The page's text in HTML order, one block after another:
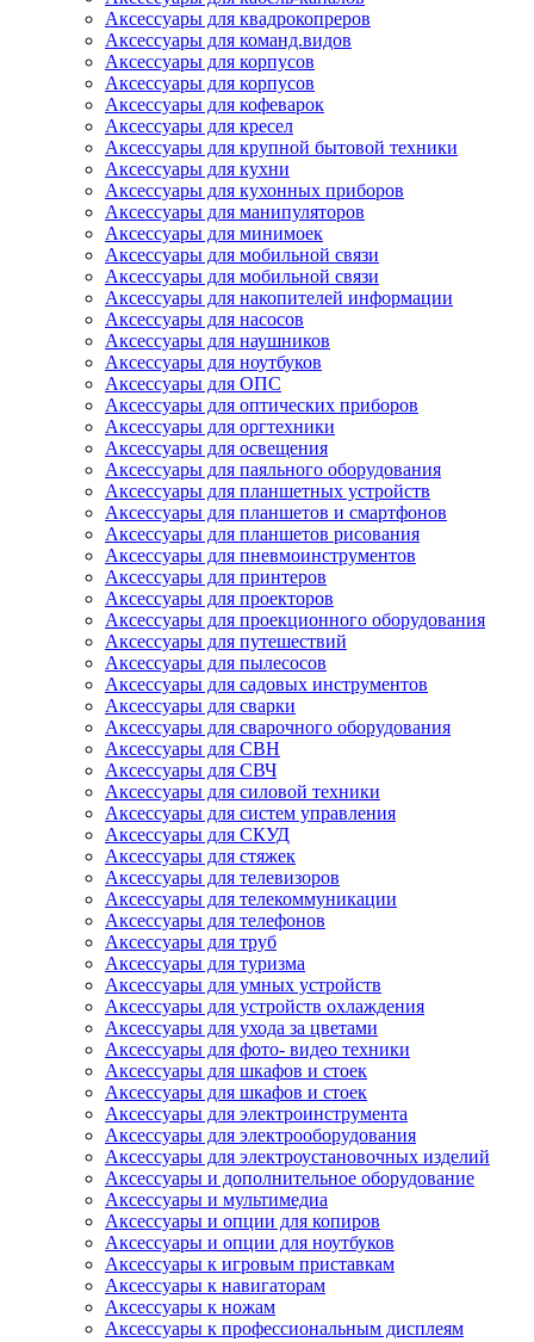
Аксессуары для квадрокопреров
Аксессуары для команд.видов
Аксессуары для корпусов
Аксессуары для корпусов
Аксессуары для кофеварок
Аксессуары для кресел
Аксессуары для крупной бытовой техники
Аксессуары для кухни
Аксессуары для кухонных приборов
Аксессуары для манипуляторов
Аксессуары для минимоек
Аксессуары для мобильной связи
Аксессуары для мобильной связи
Аксессуары для накопителей информации
Аксессуары для насосов
Аксессуары для наушников
Аксессуары для ноутбуков
Аксессуары для ОПС
Аксессуары для оптических приборов
Аксессуары для оргтехники
Аксессуары для освещения
Аксессуары для паяльного оборудования
Аксессуары для планшетных устройств
Аксессуары для планшетов и смартфонов
Аксессуары для планшетов рисования
Аксессуары для пневмоинструментов
Аксессуары для принтеров
Аксессуары для проекторов
Аксессуары для проекционного оборудования
Аксессуары для путешествий
Аксессуары для пылесосов
Аксессуары для садовых инструментов
Аксессуары для сварки
Аксессуары для сварочного оборудования
Аксессуары для СВН
Аксессуары для СВЧ
Аксессуары для силовой техники
Аксессуары для систем управления
Аксессуары для СКУД
Аксессуары для стяжек
Аксессуары для телевизоров
Аксессуары для телекоммуникации
Аксессуары для телефонов
Аксессуары для труб
Аксессуары для туризма
Аксессуары для умных устройств
Аксессуары для устройств охлаждения
Аксессуары для ухода за цветами
Аксессуары для фото- видео техники
Аксессуары для шкафов и стоек
Аксессуары для шкафов и стоек
Аксессуары для электроинструмента
Аксессуары для электрооборудования
Аксессуары для электроустановочных изделий
Аксессуары и дополнительное оборудование
Аксессуары и мультимедиа
Аксессуары и опции для копиров
Аксессуары и опции для ноутбуков
Аксессуары к игровым приставкам
Аксессуары к навигаторам
Аксессуары к ножам
Аксессуары к профессиональным дисплеям